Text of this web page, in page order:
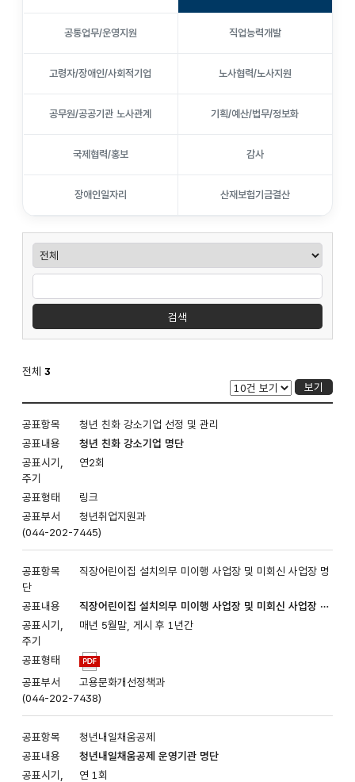
공통업무/운영지원 직업능력개발
고령자/장애인/사회적기업 노사협력/노사지원
공무원/공공기관 노사관계 기획/예산/법무/정보화
국제협력/홍보 감사
장애인일자리 산재보험기금결산
청년/
여성
사전정보
공표목록
사전정보
공표목록
선택
검색
전체 3
보기
공표목록
게시판
입니다.
공표항목,
공표내용,
공표시지,
주기,
공표형태,
공표부서로
나누어져
있습니다.
청년 친화 강소기업 선정 및 관리
청년 친화 강소기업 명단
연2회
링크
청년취업지원과
(044-202-7445)
직장어린이집 설치의무 미이행 사업장 및 미회신 사업장 명
단
직장어린이집 설치의무 미이행 사업장 및 미회신 사업장 명
단
매년 5월말, 게시 후 1년간
고용문화개선정책과
(044-202-7438)
청년내일채움공제
청년내일채움공제 운영기관 명단
연 1회